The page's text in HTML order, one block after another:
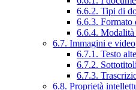
6.6.2. Tipi di
6.6.3. Formato
6.6.4.
6.7. Immagini e video
6.7.1. Testo
6.7.2.
6.7.3.
6.8. Proprietà